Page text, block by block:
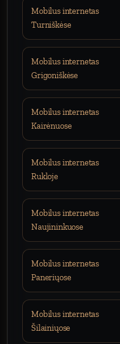
Mobilus internetas
Turniškėse
Mobilus internetas
Grigoniškėse
Mobilus internetas
Kairėnuose
Mobilus internetas
Rukloje
Mobilus internetas
Naujininkuose
Mobilus internetas
Paneriųose
Mobilus internetas
Šilainiųose